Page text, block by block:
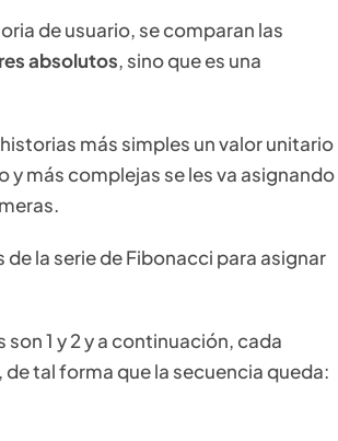
de usuario, se comparan las
absolutos, sino que es una
más simples un valor unitario
y más complejas se les va asignando
la serie de Fibonacci para asignar
1 y 2 y a continuación, cada
tal forma que la secuencia queda: